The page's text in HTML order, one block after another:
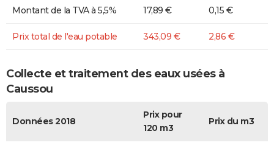
Montant de la TVA à 5,5% 17,89 € 0,15 €
Prix total de l'eau potable 343,09 € 2,86 €
Collecte et traitement des eaux usées à
Caussou
Données 2018
Prix pour
120 m3
Prix du m3